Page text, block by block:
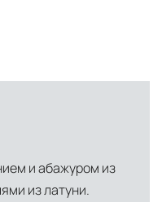
и абажуром из
из латуни.